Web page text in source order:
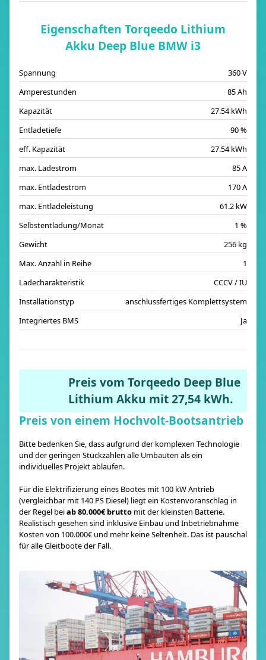
Eigenschaften Torqeedo Lithium
Akku Deep Blue BMW i3
Spannung
360 V
Amperestunden
85 Ah
Kapazität
27.54 kWh
Entladetiefe
90 %
eff. Kapazität
27.54 kWh
max. Ladestrom
85 A
max. Entladestrom
170 A
max. Entladeleistung
61.2 kW
Selbstentladung/Monat
1 %
Gewicht
256 kg
Max. Anzahl in Reihe
1
Ladecharakteristik
CCCV / IU
Installationstyp
anschlussfertiges Komplettsystem
Integriertes BMS
Ja
Preis vom Torqeedo Deep Blue
Lithium Akku mit 27,54 kWh.
Preis von einem Hochvolt-Bootsantrieb
Bitte bedenken Sie, dass aufgrund der komplexen Technologie
und der geringen Stückzahlen alle Umbauten als ein
individuelles Projekt ablaufen.
Für die Elektrifizierung eines Bootes mit 100 kW Antrieb
(vergleichbar mit 140 PS Diesel) liegt ein Kostenvoranschlag in
der Regel beiab 80.000€ brutto mit der kleinsten Batterie.
Realistisch gesehen sind inklusive Einbau und Inbetriebnahme
Kosten von 100.000€ und mehr keine Seltenheit. Das ist pauschal
für alle Gleitboote der Fall.